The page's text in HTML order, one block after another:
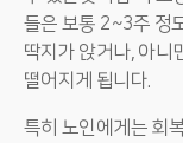
들은 보통 2~3주 정
딱지가 앉거나, 아니
떨어지게 됩니다.
특히 노인에게는 회